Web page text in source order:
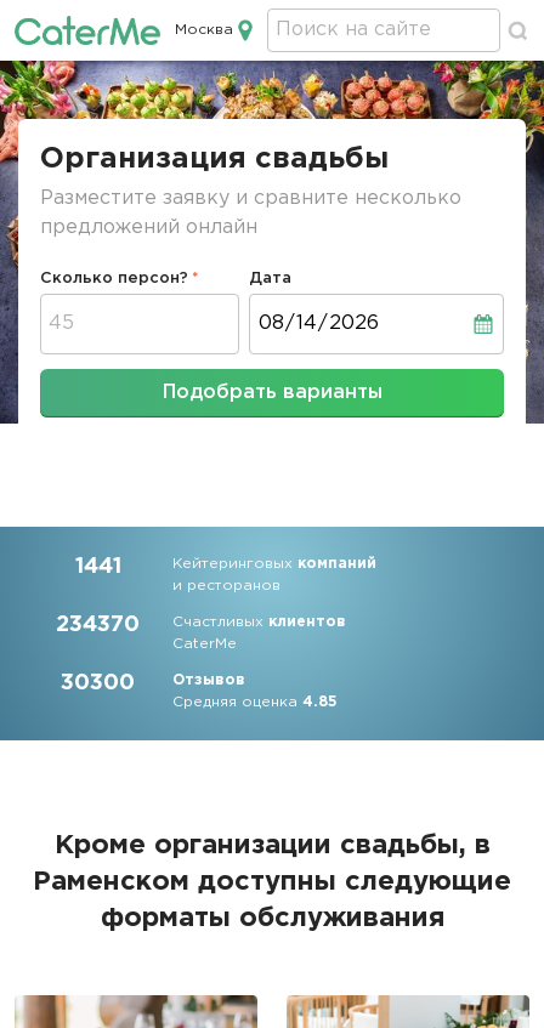
Кейтеринг в Москве
Москва
Строка
Организация свадьбы
Разместите заявку и сравните несколько
предложений онлайн
Сколько персон? Дата
Подобрать варианты
1441 Кейтеринговых компаний
и ресторанов
234370 Счастливых клиентов
CaterMe
30300
Отзывов
Средняя оценка4.85
Кроме организации свадьбы, в
Раменском доступны следующие
форматы обслуживания